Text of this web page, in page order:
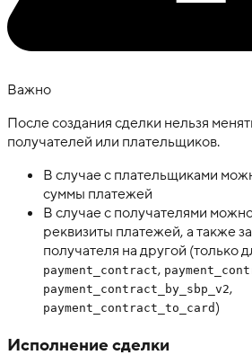
Важно
После создания сделки нельзя
получателей или плательщиков.
В случае с плательщиками
суммы платежей
В случае с получателями
реквизиты платежей, а также
получателя на другой (только
payment_contract,
payment_contract_by_sbp_v2,
payment_contract_to_card)
Исполнение сделки